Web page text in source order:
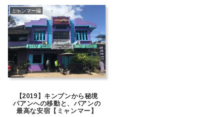
ミャンマー編
【2019】キンプンから秘境
パアンへの移動と、パアンの
最高な安宿【ミャンマー】